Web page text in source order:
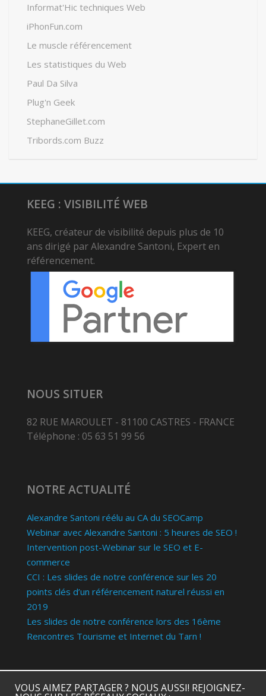
Informat'Hic techniques Web
iPhonFun.com
Le muscle référencement
Les statistiques du Web
Paul Da Silva
Plug'n Geek
StephaneGillet.com
Tribords.com Buzz
KEEG : VISIBILITÉ WEB
KEEG, créateur de visibilité depuis plus de 10
ans dirigé par Alexandre Santoni, Expert en
référencement.
NOUS SITUER
82 RUE MAROULET - 81100 CASTRES - FRANCE
Téléphone : 05 63 51 99 56
NOTRE ACTUALITÉ
Alexandre Santoni réélu au CA du SEOCamp
Webinar avec Alexandre Santoni : 5 heures de SEO !
Intervention post-Webinar sur le SEO et E-
commerce
CCI : Les slides de notre conférence sur les 20
points clés d’un référencement naturel réussi en
2019
Les slides de notre conférence lors des 16ème
Rencontres Tourisme et Internet du Tarn !
VOUS AIMEZ PARTAGER ? NOUS AUSSI! REJOIGNEZ-